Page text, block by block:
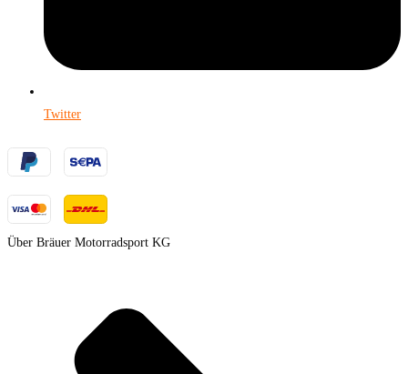
Twitter
Über Bräuer Motorradsport KG